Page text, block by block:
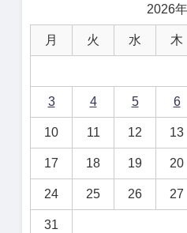
2026
月 火 水 木
3 4 5 6
10 11 12 13
17 18 19 20
24 25 26 27
31